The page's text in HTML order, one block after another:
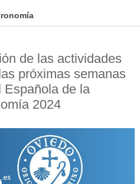
de las actividades
próximas semanas
Española de la
2024